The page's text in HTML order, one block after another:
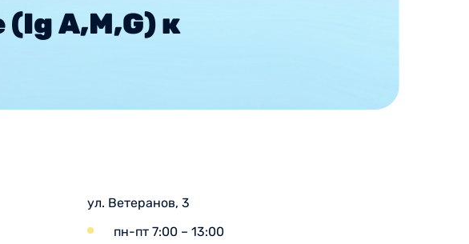
(Ig А,М,G) к
ул. Ветеранов, 3
пн-пт 7:00 – 13:00